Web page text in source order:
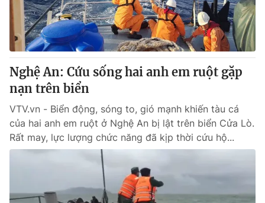
Sản phẩm
Thị trường
Tư vấn
Lịch phát sóng
Chuyên mục khác
Emagazine
Photo Infographic
VTV Money VTV Thể thao
Nghệ An: Cứu sống hai anh em ruột gặp
nạn trên biển
VTV.vn - Biển động, sóng to, gió mạnh khiến tàu cá
của hai anh em ruột ở Nghệ An bị lật trên biển Cửa Lò.
Rất may, lực lượng chức năng đã kịp thời cứu hộ...